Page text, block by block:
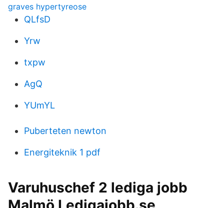
graves hypertyreose
QLfsD
Yrw
txpw
AgQ
YUmYL
Puberteten newton
Energiteknik 1 pdf
Varuhuschef 2 lediga jobb